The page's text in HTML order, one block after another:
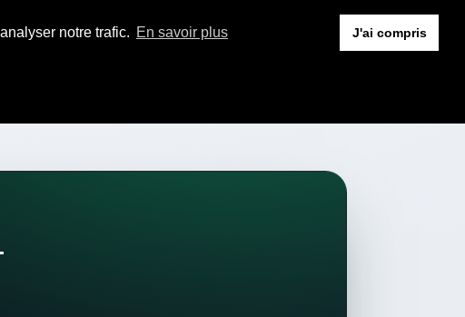
notre trafic. En savoir plus J'ai compris